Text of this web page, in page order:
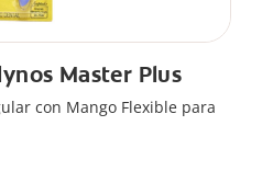
Master Plus
con Mango Flexible para